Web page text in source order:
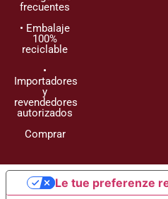
frecuentes
• Embalaje
100%
reciclable
•
Importadores
y
revendedores
autorizados
Comprar
Le tue preferenze